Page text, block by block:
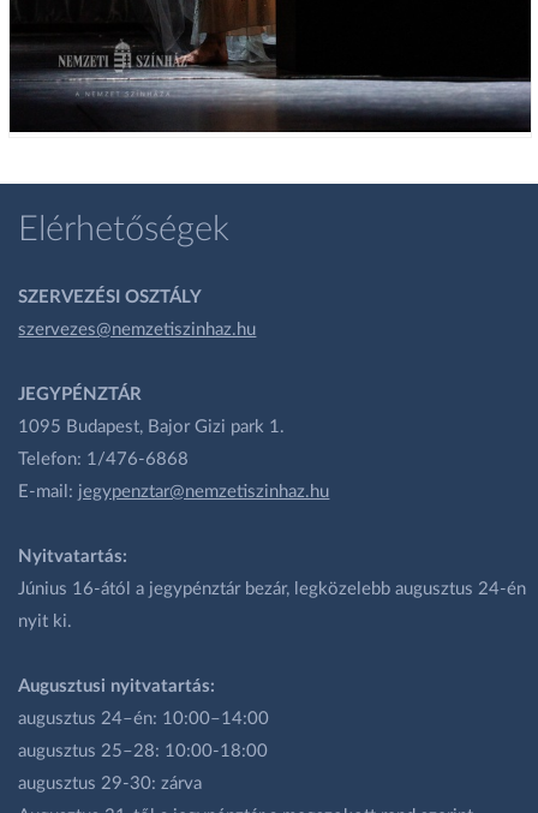
Elérhetőségek
SZERVEZÉSI OSZTÁLY
szervezes@nemzetiszinhaz.hu
JEGYPÉNZTÁR
1095 Budapest, Bajor Gizi park 1.
Telefon: 1/476-6868
E-mail: jegypenztar@nemzetiszinhaz.hu
Nyitvatartás:
Június 16-ától a jegypénztár bezár, legközelebb augusztus 24-én
nyit ki.
Augusztusi nyitvatartás:
augusztus 24–én: 10:00–14:00
augusztus 25–28: 10:00-18:00
augusztus 29-30: zárva